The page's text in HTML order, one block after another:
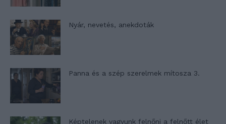
Nyár, nevetés, anekdoták
Panna és a szép szerelmek mítosza 3.
Képtelenek vagyunk felnőni a felnőtt élet